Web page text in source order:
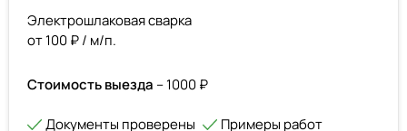
Электрошлаковая сварка
от 100 ₽ / м/п.
Стоимость выезда – 1000 ₽
Документы проверены Примеры работ